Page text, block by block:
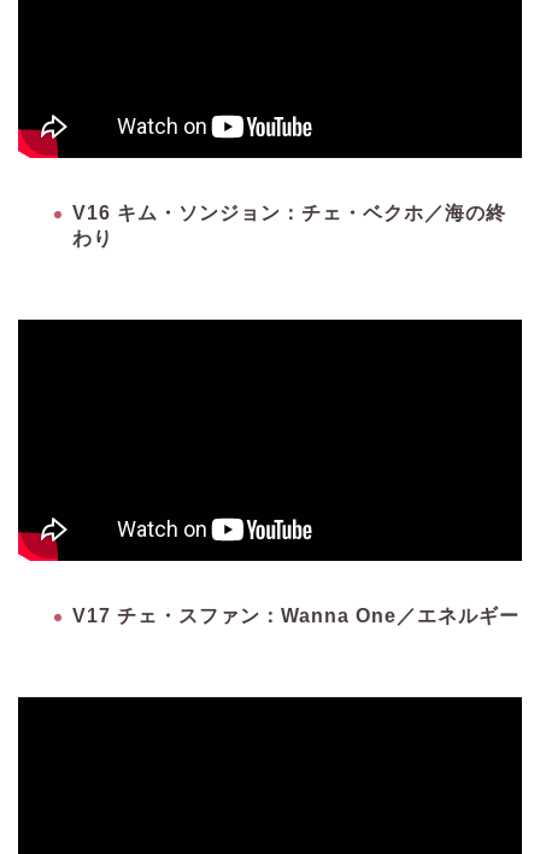
V16 キム・ソンジョン：チェ・ベクホ／海の終
わり
V17 チェ・スファン：Wanna One／エネルギー